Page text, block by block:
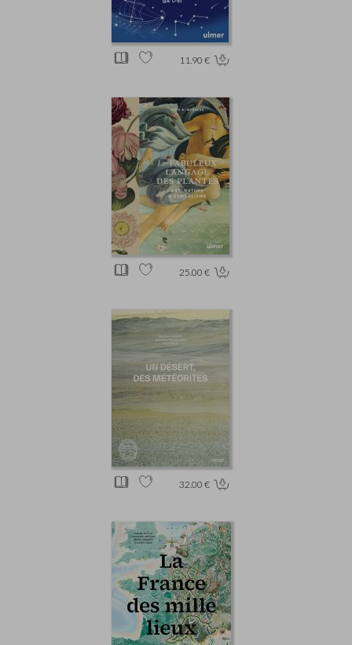
11.90 €
25.00 €
32.00 €